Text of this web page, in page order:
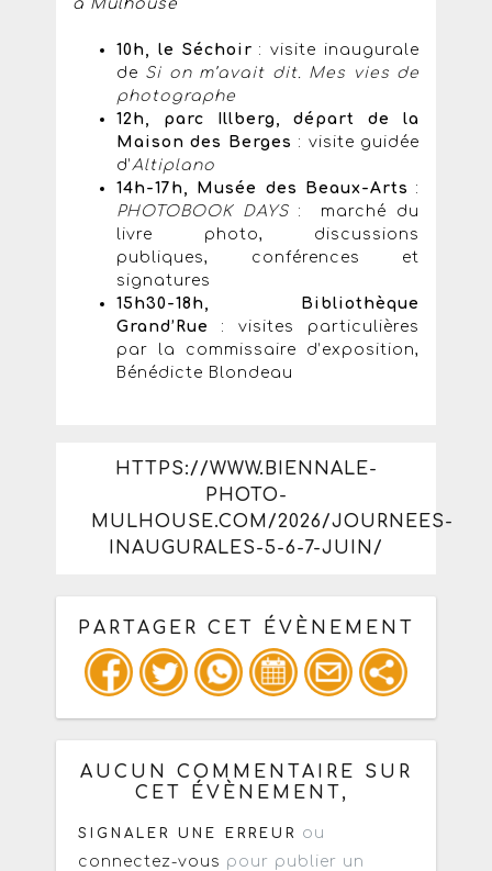
à Mulhouse
10h, le Séchoir : visite inaugurale
de Si on m’avait dit. Mes vies de
photographe
12h, parc Illberg, départ de la
Maison des Berges : visite guidée
d’ Altiplano
14h-17h, Musée des Beaux-Arts :
PHOTOBOOK DAYS: marché du
livre photo, discussions
publiques, conférences et
signatures
15h30-18h, Bibliothèque
Grand’Rue
: visites particulières
par la commissaire d’exposition,
Bénédicte Blondeau
HTTPS://WWW.BIENNALE-
PHOTO-
MULHOUSE.COM/2026/JOURNEES-
INAUGURALES-5-6-7-JUIN/
PARTAGER CET ÉVÈNEMENT
Copiez les infos ci-dessous pour un
: mail / forum / réseau social
AUCUN COMMENTAIRE SUR
CET ÉVÈNEMENT,
SIGNALER UNE ERREUR
ou
connectez-vous pour publier un